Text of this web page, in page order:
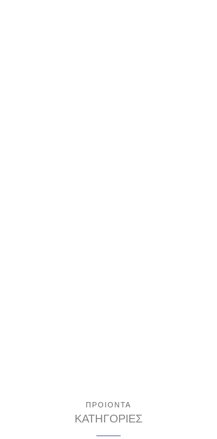
ΠΡΟΙΟΝΤΑ
ΚΑΤΗΓΟΡΙΕΣ